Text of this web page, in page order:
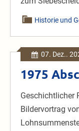
Historie und
07. Dez..
1975
Geschichtlicher
Bildervortrag